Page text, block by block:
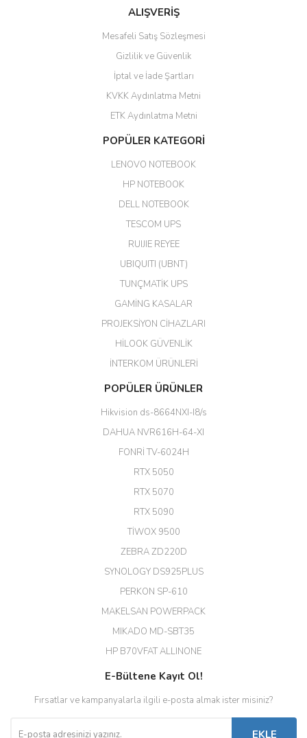
hızlı güvenli bir alışveriş oldu
Yalçın Kaya | 20/06/2026
ahmet yiğit | 29/04/2026
Aldığım ürün kapalı kutu teslim
edildi. Teşekkür ederim.
GÜRKAN KETHÜDAOĞLU |
Her şey için teşekkür ederim çok
Erdal Cingöz | 07/02/2026
Başarılı. Bu vasıfta bir ürünü bu
kadar uygun fiyata bulabilmek
büyük şans. Güvenliticaret
(HIKVISION DS-3E0326P-E/M(B)
EROL ÇAKMAK | 26/12/2025
Diğer yorumları göster
ALIŞVERİŞ
Mesafeli Satış Sözleşmesi
Gizlilik ve Güvenlik
İptal ve İade Şartları
KVKK Aydınlatma Metni
ETK Aydınlatma Metni
POPÜLER KATEGORİ
LENOVO NOTEBOOK
HP NOTEBOOK
DELL NOTEBOOK
TESCOM UPS
RUIJIE REYEE
UBIQUITI (UBNT)
TUNÇMATİK UPS
GAMİNG KASALAR
PROJEKSİYON CİHAZLARI
HİLOOK GÜVENLİK
İNTERKOM ÜRÜNLERİ
POPÜLER ÜRÜNLER
Hikvision ds-8664NXI-I8/s
DAHUA NVR616H-64-XI
FONRİ TV-6024H
RTX 5050
RTX 5070
RTX 5090
TİWOX 9500
ZEBRA ZD220D
SYNOLOGY DS925PLUS
PERKON SP-610
MAKELSAN POWERPACK
MIKADO MD-SBT35
HP B70VFAT ALLINONE
E-Bültene Kayıt Ol!
Fırsatlar ve kampanyalarla ilgili e-posta almak ister misiniz?
EKLE